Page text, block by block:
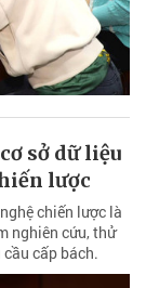
sở dữ liệu
lược
chiến lược là
nghiên cứu, thử
cấp bách.